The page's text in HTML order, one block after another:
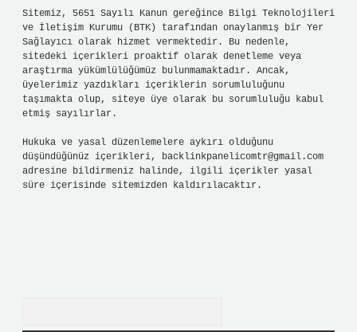
Sitemiz, 5651 Sayılı Kanun gereğince Bilgi Teknolojileri
ve İletişim Kurumu (BTK) tarafından onaylanmış bir Yer
Sağlayıcı olarak hizmet vermektedir. Bu nedenle,
sitedeki içerikleri proaktif olarak denetleme veya
araştırma yükümlülüğümüz bulunmamaktadır. Ancak,
üyelerimiz yazdıkları içeriklerin sorumluluğunu
taşımakta olup, siteye üye olarak bu sorumluluğu kabul
etmiş sayılırlar.
Hukuka ve yasal düzenlemelere aykırı olduğunu
düşündüğünüz içerikleri, backlinkpanelicomtr@gmail.com
adresine bildirmeniz halinde, ilgili içerikler yasal
süre içerisinde sitemizden kaldırılacaktır.